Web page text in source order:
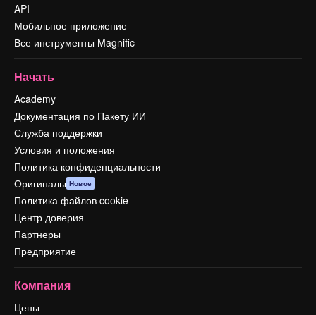
API
Мобильное приложение
Все инструменты Magnific
Начать
Academy
Документация по Пакету ИИ
Служба поддержки
Условия и положения
Политика конфиденциальности
Оригиналы Новое
Политика файлов cookie
Центр доверия
Партнеры
Предприятие
Компания
Цены